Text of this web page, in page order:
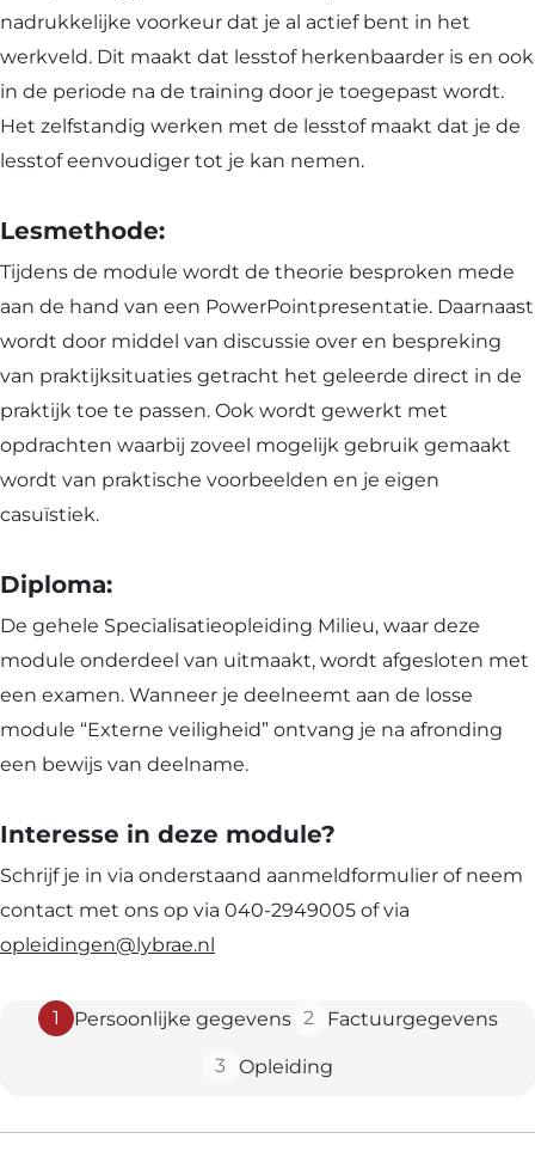
nadrukkelijke voorkeur dat je al actief bent in het
werkveld. Dit maakt dat lesstof herkenbaarder is en ook
in de periode na de training door je toegepast wordt.
Het zelfstandig werken met de lesstof maakt dat je de
lesstof eenvoudiger tot je kan nemen.
Lesmethode:
Tijdens de module wordt de theorie besproken mede
aan de hand van een PowerPointpresentatie. Daarnaast
wordt door middel van discussie over en bespreking
van praktijksituaties getracht het geleerde direct in de
praktijk toe te passen. Ook wordt gewerkt met
opdrachten waarbij zoveel mogelijk gebruik gemaakt
wordt van praktische voorbeelden en je eigen
casuïstiek.
Diploma:
De gehele Specialisatieopleiding Milieu, waar deze
module onderdeel van uitmaakt, wordt afgesloten met
een examen. Wanneer je deelneemt aan de losse
module “Externe veiligheid” ontvang je na afronding
een bewijs van deelname.
Interesse in deze module?
Schrijf je in via onderstaand aanmeldformulier of neem
contact met ons op via 040-2949005 of via
opleidingen@lybrae.nl
1 Persoonlijke gegevens 2 Factuurgegevens
3 Opleiding